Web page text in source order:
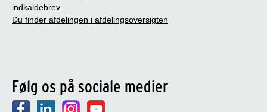
indkaldebrev.
Du finder afdelingen i afdelingsoversigten
Følg os på sociale medier